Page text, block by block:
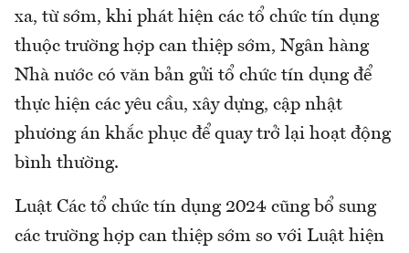
xa, từ sớm, khi phát hiện các tổ chức tín dụng
thuộc trường hợp can thiệp sớm, Ngân hàng
Nhà nước có văn bản gửi tổ chức tín dụng để
thực hiện các yêu cầu, xây dựng, cập nhật
phương án khắc phục để quay trở lại hoạt động
bình thường.
Luật Các tổ chức tín dụng 2024 cũng bổ sung
các trường hợp can thiệp sớm so với Luật hiện